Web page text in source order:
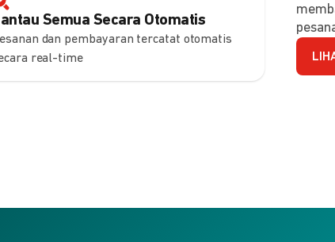
Semua Secara Otomatis
dan pembayaran tercatat otomatis
real-time